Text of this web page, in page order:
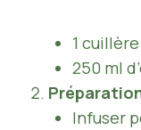
1
250 ml
Infuser